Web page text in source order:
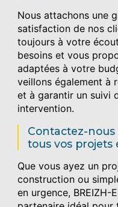
Nous attachons une
satisfaction de nos
toujours à votre
besoins et vous
adaptées à votre
veillons également à
et à garantir un suivi
intervention.
Contactez-
tous vos projets
Que vous ayez un
construction ou
en urgence, BREIZH-